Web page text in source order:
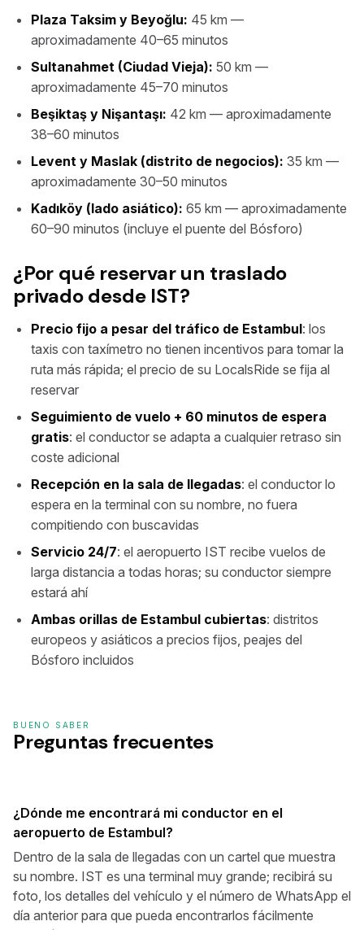
Plaza Taksim y Beyoğlu: 45 km —
aproximadamente 40–65 minutos
Sultanahmet (Ciudad Vieja): 50 km —
aproximadamente 45–70 minutos
Beşiktaş y Nişantaşı: 42 km — aproximadamente
38–60 minutos
Levent y Maslak (distrito de negocios): 35 km —
aproximadamente 30–50 minutos
Kadıköy (lado asiático): 65 km — aproximadamente
60–90 minutos (incluye el puente del Bósforo)
¿Por qué reservar un traslado
privado desde IST?
Precio fijo a pesar del tráfico de Estambul: los
taxis con taxímetro no tienen incentivos para tomar la
ruta más rápida; el precio de su LocalsRide se fija al
reservar
Seguimiento de vuelo + 60 minutos de espera
gratis: el conductor se adapta a cualquier retraso sin
coste adicional
Recepción en la sala de llegadas: el conductor lo
espera en la terminal con su nombre, no fuera
compitiendo con buscavidas
Servicio 24/7: el aeropuerto IST recibe vuelos de
larga distancia a todas horas; su conductor siempre
estará ahí
Ambas orillas de Estambul cubiertas: distritos
europeos y asiáticos a precios fijos, peajes del
Bósforo incluidos
BUENO SABER
Preguntas frecuentes
¿Dónde me encontrará mi conductor en el
aeropuerto de Estambul?
Dentro de la sala de llegadas con un cartel que muestra
su nombre. IST es una terminal muy grande; recibirá su
foto, los detalles del vehículo y el número de WhatsApp el
día anterior para que pueda encontrarlos fácilmente